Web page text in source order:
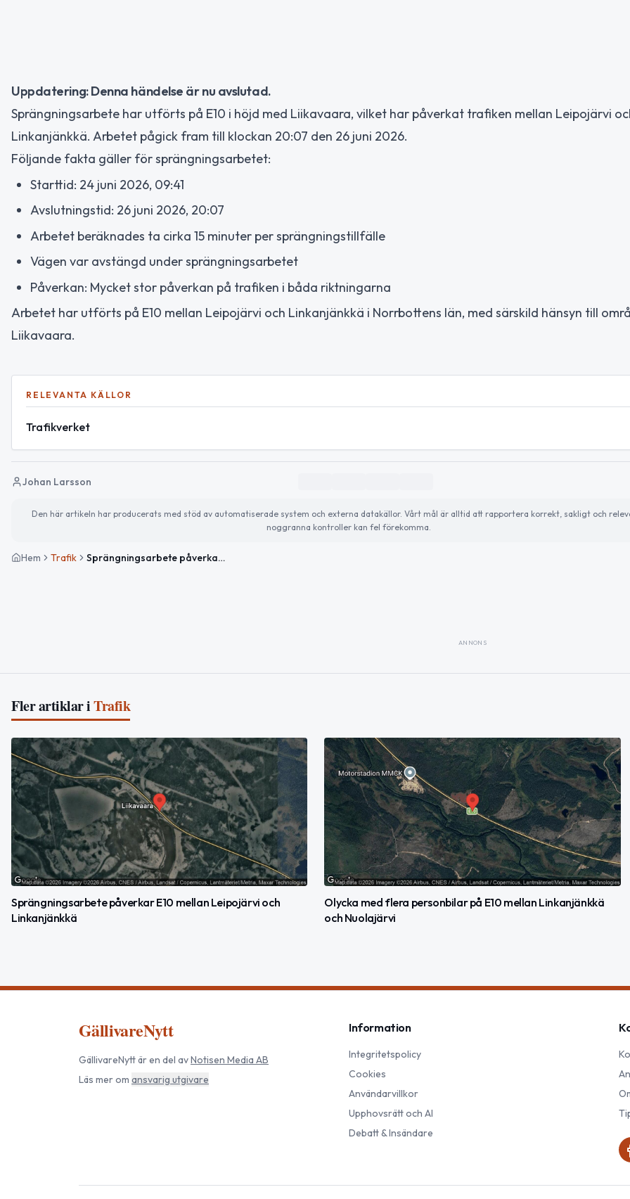
Uppdatering: Denna händelse är nu avslutad.
Sprängningsarbete har utförts på E10 i höjd med Liikavaara, vilket har påverkat trafiken mellan Leipojärvi
Linkanjänkkä. Arbetet pågick fram till klockan 20:07 den 26 juni 2026.
Följande fakta gäller för sprängningsarbetet:
Starttid: 24 juni 2026, 09:41
Avslutningstid: 26 juni 2026, 20:07
Arbetet beräknades ta cirka 15 minuter per sprängningstillfälle
Vägen var avstängd under sprängningsarbetet
Påverkan: Mycket stor påverkan på trafiken i båda riktningarna
Arbetet har utförts på E10 mellan Leipojärvi och Linkanjänkkä i Norrbottens län, med särskild hänsyn till
Liikavaara.
RELEVANTA KÄLLOR
Trafikverket
Johan Larsson
Den här artikeln har producerats med stöd av automatiserade system och externa datakällor. Vårt mål är alltid att rapportera korrekt, sakligt och
noggranna kontroller kan fel förekomma.
Hem Trafik Sprängningsarbete påverkar E10 mellan Leipojärvi och Linkanjänkkä
ANNONS
Fler artiklar iTrafik
Sprängningsarbete påverkar E10 mellan Leipojärvi och
Linkanjänkkä
Olycka med flera personbilar på E10 mellan Linkanjänkkä
och Nuolajärvi
GällivareNytt
GällivareNyttär en del avNotisen Media AB
Läs mer om ansvarig utgivare
Information
Integritetspolicy
Cookies
Användarvillkor
Upphovsrätt och AI
Debatt & Insändare